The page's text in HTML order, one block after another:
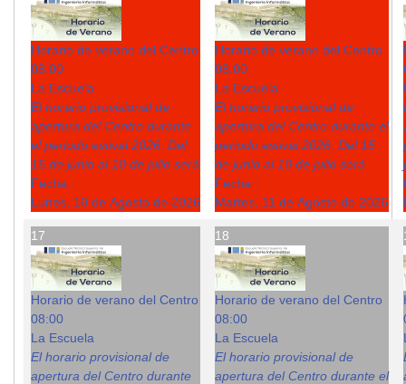
Horario de verano del Centro
08:00
La Escuela
El horario provisional de
apertura del Centro durante
el periodo estival 2026: Del
15 de junio al 10 de julio será
Fecha :
Lunes, 10 de Agosto de 2026
Horario de verano del Centro
08:00
La Escuela
El horario provisional de
apertura del Centro durante el
periodo estival 2026: Del 15
de junio al 10 de julio será
Fecha :
Martes, 11 de Agosto de 2026
17
Horario de verano del Centro
08:00
La Escuela
El horario provisional de
apertura del Centro durante
18
Horario de verano del Centro
08:00
La Escuela
El horario provisional de
apertura del Centro durante el